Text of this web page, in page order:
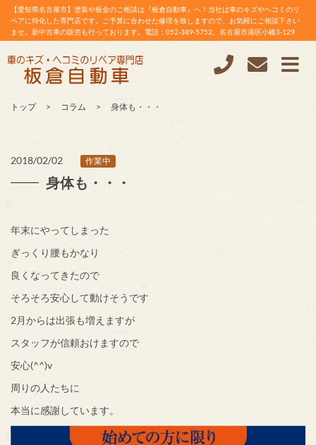
【愛知県名古屋市】塗装や板金のご相談は『板倉自動車』へ！当社は車のキズやヘコミのリ
ペアに特化した専門店です。ご予算に合わせた修理を致しますので、お気軽にご相談下さい
ませ。新中古車の販売も行っております。電話：052-389-5752。名古屋市港区小碓3-129
トップ コラム 身体も・・・
2018/02/02 作業中
身体も・・・
年末にやってしまった
ぎっくり腰もかなり
良くなってきたので
そろそろ安心して動けそうです
2月からは出張も増えますが
スタッフが信頼おけますので
安心(^^)v
周りの人たちに
本当に感謝しています。